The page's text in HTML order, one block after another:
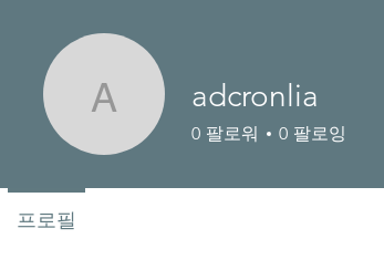
adcronlia
adcronlia
0 팔로워 0 팔로잉
프로필